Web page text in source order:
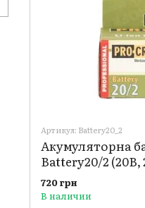
Артикул: Battery20_2
Акумуляторна
Battery20/2 (20В,
720 грн
В наличии